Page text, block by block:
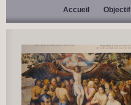
Accueil Objectif